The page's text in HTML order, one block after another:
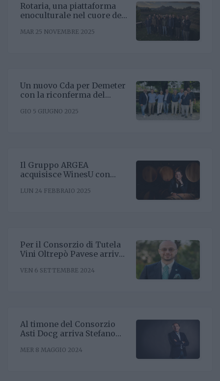
Rotaria, una piattaforma
enoculturale nel cuore del
MAR 25 NOVEMBRE 2025
Un nuovo Cda per Demeter
con la riconferma del
GIO 5 GIUGNO 2025
Il Gruppo ARGEA
acquisisce WinesU con
posizionamento negli Stati
LUN 24 FEBBRAIO 2025
Per il Consorzio di Tutela
Vini Oltrepò Pavese arriva
Riccardo Binda
VEN 6 SETTEMBRE 2024
Al timone del Consorzio
Asti Docg arriva Stefano
sinergia associativa e far
MER 8 MAGGIO 2024